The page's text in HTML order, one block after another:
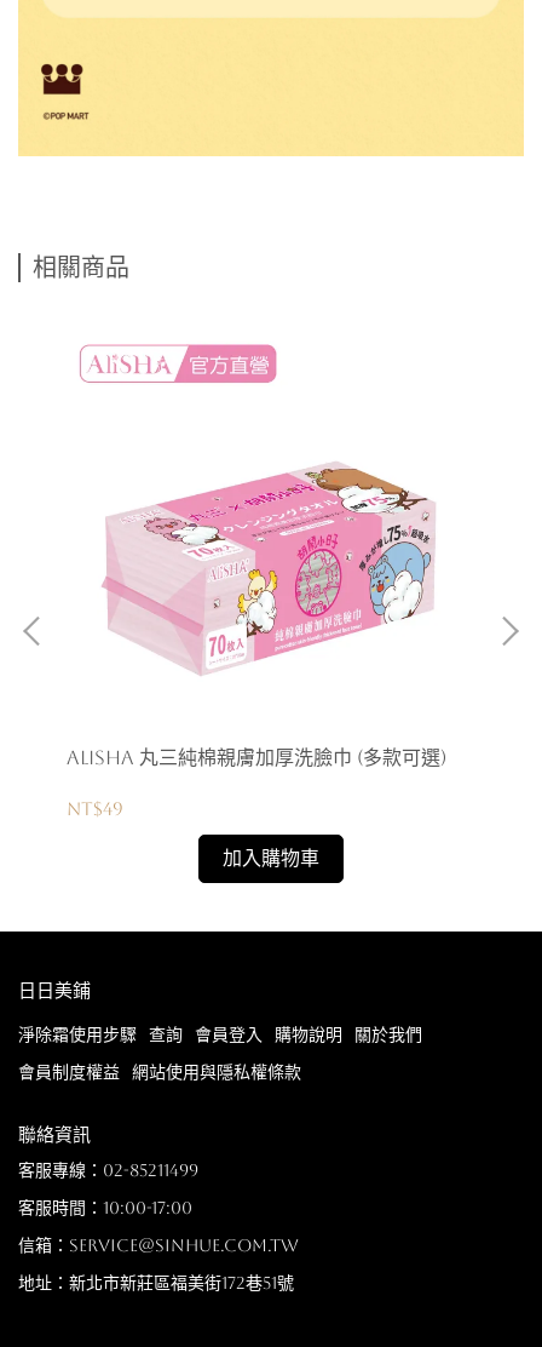
相關商品
AliSHA 丸三純棉親膚加厚洗臉巾 (多款可選)
NT$49
加入購物車
日日美鋪
淨除霜使用步驟 查詢 會員登入 購物說明
關於我們
會員制度權益
網站使用與隱私權條款
聯絡資訊
客服專線：02-85211499
客服時間：10:00-17:00
信箱：service@sinhue.com.tw
地址：新北市新莊區福美街172巷51號